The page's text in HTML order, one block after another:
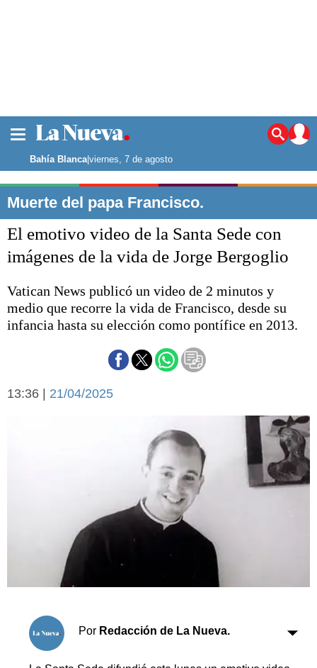
Noticias
La ciudad
Punta Alta
El país
El mundo
Seguridad
Deportes
Escenario Olímpico
Liga del Sur
Básquetbol
Federal A
Arte y cultura
Economía y finanzas
Con el campo
Espacio empresas
Sociedad
Tecnología
Turismo
Es viral
Fúnebres
Clasificados
Bahía Blanca|viernes, 7 de agosto
Muerte del papa Francisco.
El emotivo video de la Santa Sede con
imágenes de la vida de Jorge Bergoglio
Vatican News publicó un video de 2 minutos y
medio que recorre la vida de Francisco, desde su
infancia hasta su elección como pontífice en 2013.
13:36 | 21/04/2025
Por Redacción de La Nueva.